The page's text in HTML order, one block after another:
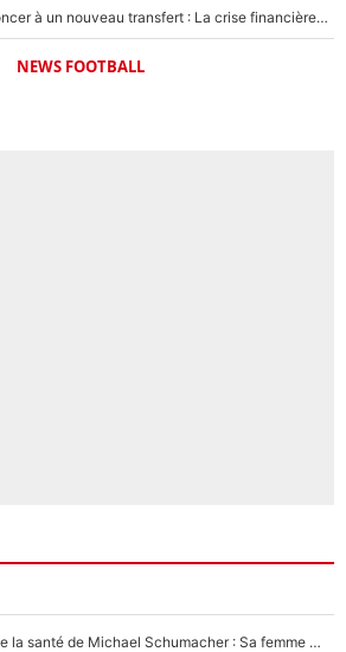
Grégory Lorenzi doit renoncer à un nouveau transfert : La crise financière plombe encore le mercato de l’OM !
NEWS FOOTBALL
Nouvelle rumeur autour de la santé de Michael Schumacher : Sa femme Corinna sort du silence